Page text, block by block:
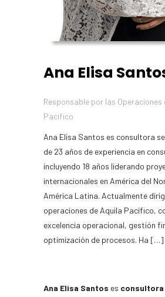
Ana Elisa
Responsable por las Operaciones
Pacifico
Ana Elisa Santos es consultora
de 23 años de experiencia en
incluyendo 18 años liderando
internacionales en América del
América Latina. Actualmente
operaciones de Aquila Pacífico,
excelencia operacional, gestión
optimización de procesos. Ha […]
Ana Elisa Santos es consultora